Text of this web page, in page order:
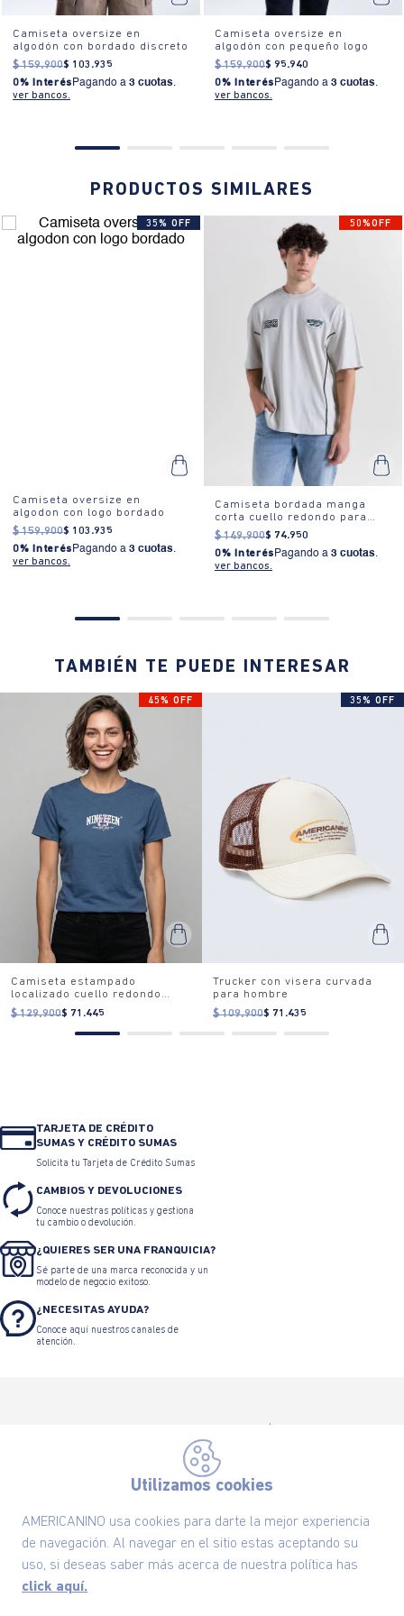
Utilizamos cookies
AMERICANINO usa cookies para darte la mejor experiencia
de navegación. Al navegar en el sitio estas aceptando su
uso, si deseas saber más acerca de nuestra política has
click aquí.
Camiseta oversize en
algodón con bordado discreto
$ 159.900$ 103 .935
0% Interés Pagando a 3 cuotas.
ver bancos.
Camiseta oversize en
algodón con pequeño logo
$ 159.900$ 95.940
0% Interés Pagando a 3 cuotas.
ver bancos.
PRODUCTOS SIMILARES
35% OFF
Camiseta oversize en
algodon con logo bordado
$ 159.900$ 103 .935
0% Interés Pagando a 3 cuotas.
ver bancos.
50%OFF
Camiseta bordada manga
corta cuello redondo para
hombre
$ 149.900$ 74.950
0% Interés Pagando a 3 cuotas.
ver bancos.
TAMBIÉN TE PUEDE INTERESAR
45% OFF
Camiseta estampado
localizado cuello redondo
para mujer
$ 129.900$ 71.445
35% OFF
Trucker con visera curvada
para hombre
$ 109.900$ 71.435
TARJETA DE CRÉDITO
SUMAS Y CRÉDITO SUMAS
Solicita tu Tarjeta de Crédito Sumas
CAMBIOS Y DEVOLUCIONES
Conoce nuestras políticas y gestiona
tu cambio o devolución.
¿QUIERES SER UNA FRANQUICIA?
Sé parte de una marca reconocida y un
modelo de negocio exitoso.
¿NECESITAS AYUDA?
Conoce aquí nuestros canales de
atención.
Suscríbete ahora nuestro Newsletter y recibe
SUSCRÍBETE AHORA